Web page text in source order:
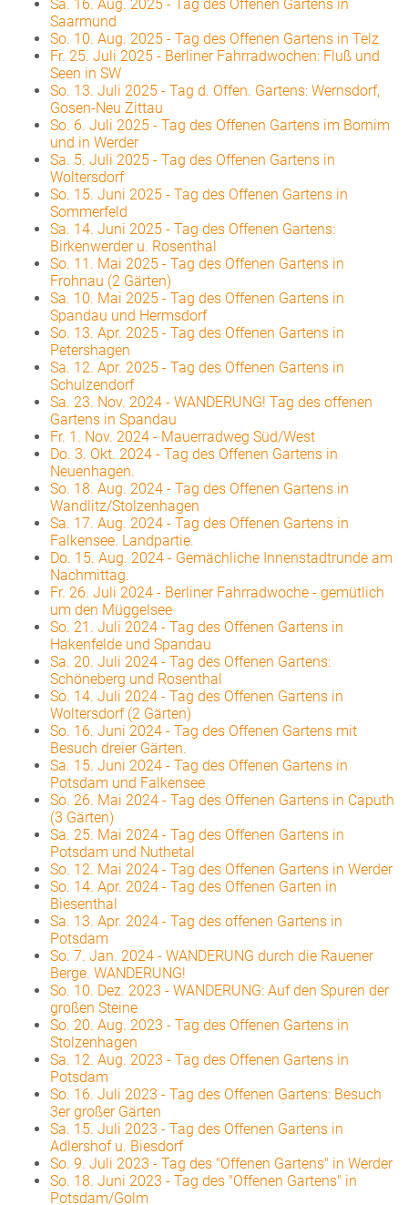
Sa. 16. Aug. 2025 - Tag des Offenen Gartens in
Saarmund
So. 10. Aug. 2025 - Tag des Offenen Gartens in Telz
Fr. 25. Juli 2025 - Berliner Fahrradwochen: Fluß und
Seen in SW
So. 13. Juli 2025 - Tag d. Offen. Gartens: Wernsdorf,
Gosen-Neu Zittau
So. 6. Juli 2025 - Tag des Offenen Gartens im Bornim
und in Werder
Sa. 5. Juli 2025 - Tag des Offenen Gartens in
Woltersdorf
So. 15. Juni 2025 - Tag des Offenen Gartens in
Sommerfeld
Sa. 14. Juni 2025 - Tag des Offenen Gartens:
Birkenwerder u. Rosenthal
So. 11. Mai 2025 - Tag des Offenen Gartens in
Frohnau (2 Gärten)
Sa. 10. Mai 2025 - Tag des Offenen Gartens in
Spandau und Hermsdorf
So. 13. Apr. 2025 - Tag des Offenen Gartens in
Petershagen
Sa. 12. Apr. 2025 - Tag des Offenen Gartens in
Schulzendorf
Sa. 23. Nov. 2024 - WANDERUNG! Tag des offenen
Gartens in Spandau
Fr. 1. Nov. 2024 - Mauerradweg Süd/West
Do. 3. Okt. 2024 - Tag des Offenen Gartens in
Neuenhagen.
So. 18. Aug. 2024 - Tag des Offenen Gartens in
Wandlitz/Stolzenhagen
Sa. 17. Aug. 2024 - Tag des Offenen Gartens in
Falkensee. Landpartie.
Do. 15. Aug. 2024 - Gemächliche Innenstadtrunde am
Nachmittag.
Fr. 26. Juli 2024 - Berliner Fahrradwoche - gemütlich
um den Müggelsee
So. 21. Juli 2024 - Tag des Offenen Gartens in
Hakenfelde und Spandau
Sa. 20. Juli 2024 - Tag des Offenen Gartens:
Schöneberg und Rosenthal
So. 14. Juli 2024 - Tag des Offenen Gartens in
Woltersdorf (2 Gärten)
So. 16. Juni 2024 - Tag des Offenen Gartens mit
Besuch dreier Gärten.
Sa. 15. Juni 2024 - Tag des Offenen Gartens in
Potsdam und Falkensee
So. 26. Mai 2024 - Tag des Offenen Gartens in Caputh
(3 Gärten)
Sa. 25. Mai 2024 - Tag des Offenen Gartens in
Potsdam und Nuthetal
So. 12. Mai 2024 - Tag des Offenen Gartens in Werder
So. 14. Apr. 2024 - Tag des Offenen Garten in
Biesenthal
Sa. 13. Apr. 2024 - Tag des offenen Gartens in
Potsdam
So. 7. Jan. 2024 - WANDERUNG durch die Rauener
Berge. WANDERUNG!
So. 10. Dez. 2023 - WANDERUNG: Auf den Spuren der
großen Steine
So. 20. Aug. 2023 - Tag des Offenen Gartens in
Stolzenhagen
Sa. 12. Aug. 2023 - Tag des Offenen Gartens in
Potsdam
So. 16. Juli 2023 - Tag des Offenen Gartens: Besuch
3er großer Gärten
Sa. 15. Juli 2023 - Tag des Offenen Gartens in
Adlershof u. Biesdorf
So. 9. Juli 2023 - Tag des "Offenen Gartens" in Werder
So. 18. Juni 2023 - Tag des "Offenen Gartens" in
Potsdam/Golm